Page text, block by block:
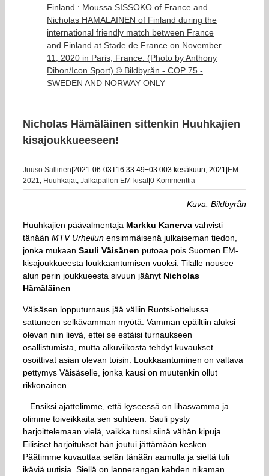
Finland : Moussa SISSOKO of France and
Nicholas HAMALAINEN of Finland during the
international friendly match between France
and Finland at Stade de France on November
11, 2020 in Paris, France. (Photo by Anthony
Dibon/Icon Sport) © Bildbyrån - COP 75 -
SWEDEN AND NORWAY ONLY
Nicholas Hämäläinen sittenkin Huuhkajien
kisajoukkueeseen!
Juuso Sallinen 2021-06-03T16:33:49+03:003 kesäkuun, 2021 EM
2021, Huuhkajat, Jalkapallon EM-kisat|0 Kommenttia
Kuva: Bildbyrån
Huuhkajien päävalmentaja Markku Kanerva vahvisti
tänään MTV Urheilun ensimmäisenä julkaiseman tiedon,
jonka mukaan Sauli Väisänen putoaa pois Suomen EM-
kisajoukkueesta loukkaantumisen vuoksi. Tilalle nousee
alun perin joukkueesta sivuun jäänyt Nicholas
Hämäläinen
Väisäsen lopputurnaus jää väliin Ruotsi-ottelussa
sattuneen selkävamman myötä. Vamman epäiltiin aluksi
olevan niin lievä, ettei se estäisi turnaukseen
osallistumista, mutta alkuviikosta tehdyt kuvaukset
osoittivat asian olevan toisin. Loukkaantuminen on valtava
pettymys Väisäselle, jonka kausi on muutenkin ollut
rikkonainen.
– Ensiksi ajattelimme, että kyseessä on lihasvamma ja
olimme toiveikkaita sen suhteen. Sauli pysty
harjoittelemaan vielä, vaikka tunsi siinä vähän kipuja.
Eilisiset harjoitukset hän joutui jättämään kesken.
Päätimme kuvauttaa selän tänään aamulla ja sieltä tuli
ikäviä uutisia. Siellä on lannerangan kahden nikaman